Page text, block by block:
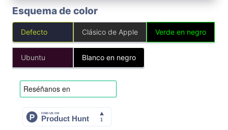
Esquema de color
Defecto Clásico de Apple Verde en negro
Ubuntu Blanco en negro